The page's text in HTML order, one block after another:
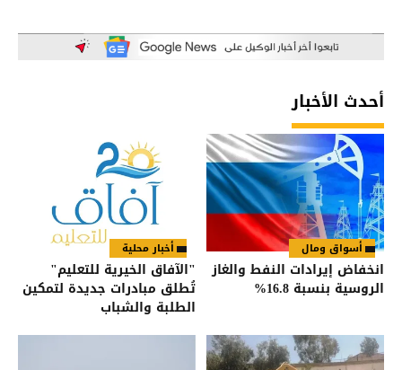
أحدث الأخبار
أسواق ومال
انخفاض إيرادات النفط والغاز
الروسية بنسبة 16.8%
أخبار محلية
"الآفاق الخيرية للتعليم"
تُطلق مبادرات جديدة لتمكين
الطلبة والشباب